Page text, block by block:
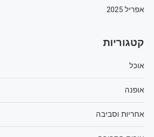
אפריל 2025
קטגוריות
אוכל
אופנה
אחריות וסביבה